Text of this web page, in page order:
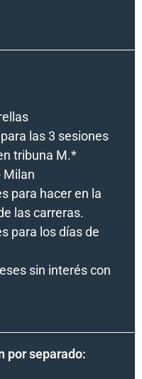
las 3 sesiones
tribuna M.*
Milan
para hacer en la
las carreras.
para los días de
sin interés con
por separado: